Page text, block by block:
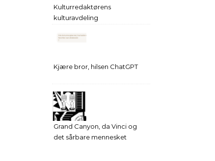
Kulturredaktørens
kulturavdeling
Kjære bror, hilsen ChatGPT
Grand Canyon, da Vinci og
det sårbare mennesket